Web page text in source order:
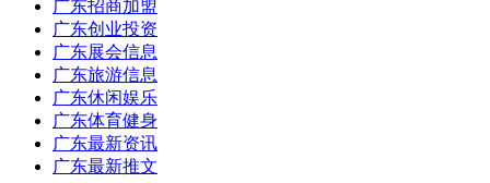
广东招商加盟
广东创业投资
广东展会信息
广东旅游信息
广东休闲娱乐
广东体育健身
广东最新资讯
广东最新推文